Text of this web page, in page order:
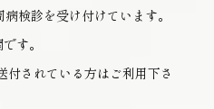
検診を受け付けています。
す。
されている方はご利用下さ